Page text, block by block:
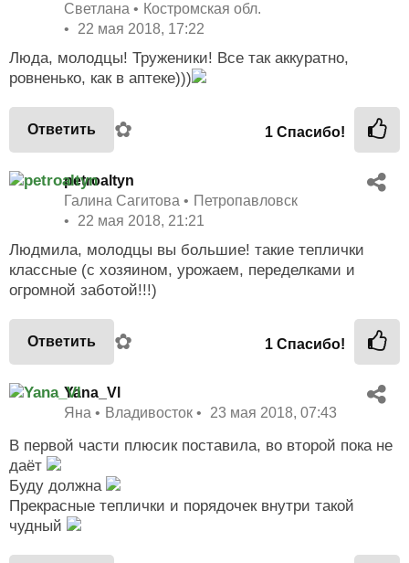
Светлана
Костромская обл.
22 мая 2018, 17:22
Люда, молодцы! Труженики! Все так аккуратно,
ровненько, как в аптеке)))
Ответить ✿ 1 Спасибо!
petroaltyn
Галина Сагитова
Петропавловск
22 мая 2018, 21:21
Людмила, молодцы вы большие! такие теплички
классные (с хозяином, урожаем, переделками и
огромной заботой!!!)
Ответить ✿ 1 Спасибо!
Yana_Vl
Яна
Владивосток 23 мая 2018, 07:43
В первой части плюсик поставила, во второй пока не
даёт
Буду должна
Прекрасные теплички и порядочек внутри такой
чудный